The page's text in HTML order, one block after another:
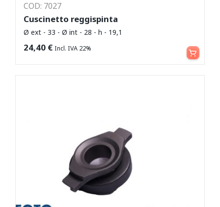
COD: 7027
Cuscinetto reggispinta
Ø ext - 33 - Ø int - 28 - h - 19,1
24,40 € Incl. IVA 22% Aggiungi al carrello